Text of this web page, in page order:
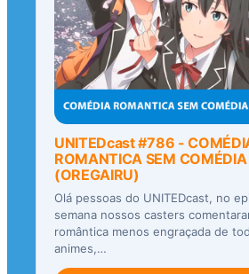
UNITEDcast #786 -
ROMANTICA SEM COMÉDIA
(OREGAIRU)
Olá pessoas do UNITEDcast, no
semana nossos casters
romântica menos engraçada de
animes,…